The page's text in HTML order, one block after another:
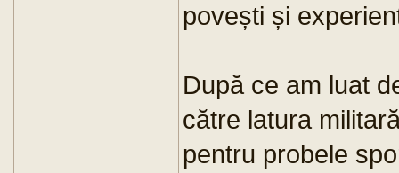
povești și
După ce am luat
către latura
pentru probele